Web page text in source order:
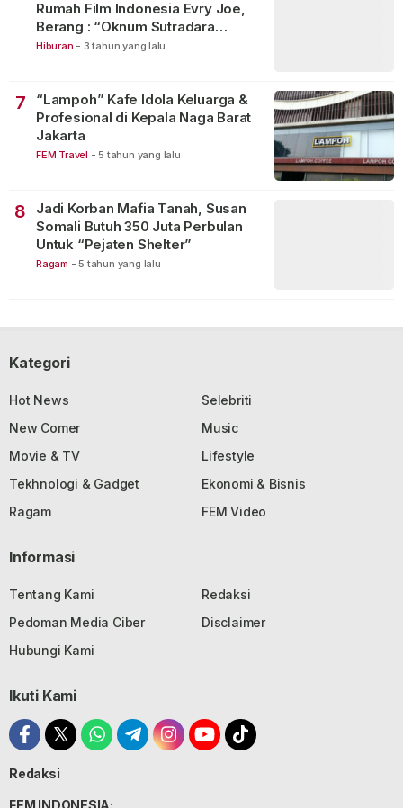
Rumah Film Indonesia Evry Joe,
Berang : “Oknum Sutradara
Merusak Perfilman Indonesia”!
Hiburan - 3 tahun yang lalu
7
“Lampoh” Kafe Idola Keluarga &
Profesional di Kepala Naga Barat
Jakarta
FEM Travel - 5 tahun yang lalu
8
Jadi Korban Mafia Tanah, Susan
Somali Butuh 350 Juta Perbulan
Untuk “Pejaten Shelter”
Ragam - 5 tahun yang lalu
Kategori
Hot News
Selebriti
New Comer
Music
Movie & TV
Lifestyle
Tekhnologi & Gadget
Ekonomi & Bisnis
Ragam
FEM Video
Informasi
Tentang Kami
Redaksi
Pedoman Media Ciber
Disclaimer
Hubungi Kami
Ikuti Kami
Redaksi
FEM INDONESIA: